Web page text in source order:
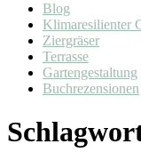
Blog
Klimaresilienter
Ziergräser
Terrasse
Gartengestaltung
Buchrezensionen